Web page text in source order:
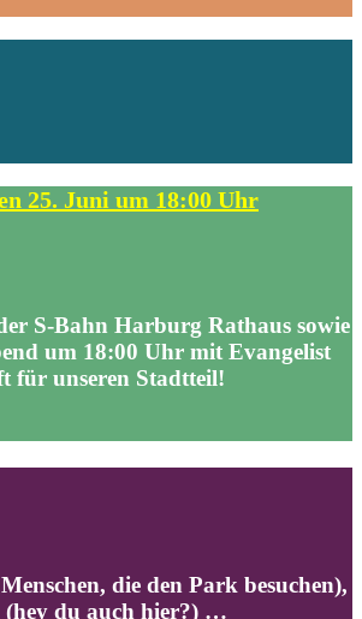
25. Juni um 18:00 Uhr
S-Bahn Harburg Rathaus sowie
um 18:00 Uhr mit Evangelist
für unseren Stadtteil!
die den Park besuchen),
(hey du auch hier?) …